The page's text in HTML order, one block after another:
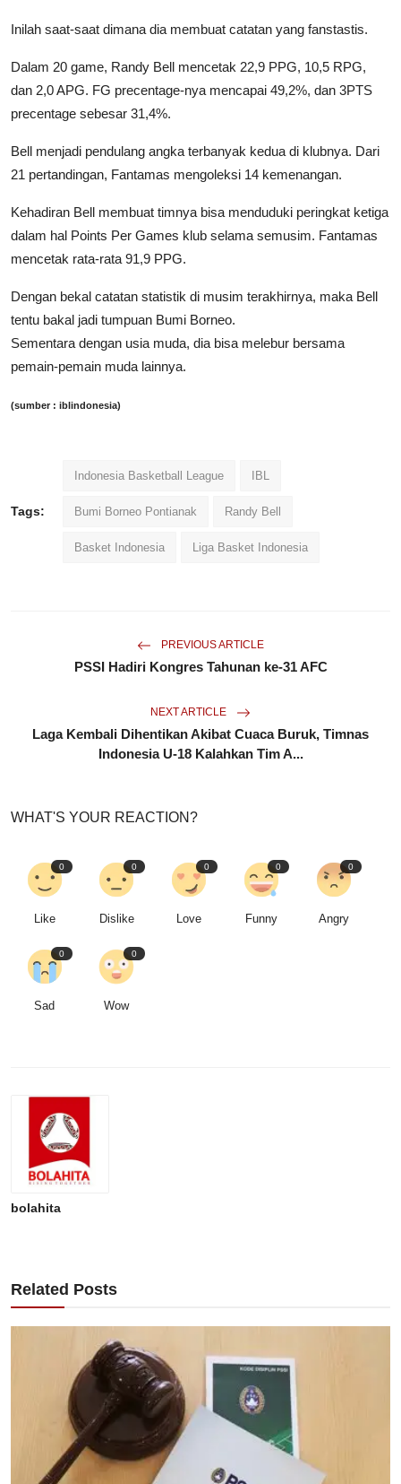
Inilah saat-saat dimana dia membuat catatan yang fanstastis.
Dalam 20 game, Randy Bell mencetak 22,9 PPG, 10,5 RPG,
dan 2,0 APG. FG precentage-nya mencapai 49,2%, dan 3PTS
precentage sebesar 31,4%.
Bell menjadi pendulang angka terbanyak kedua di klubnya. Dari
21 pertandingan, Fantamas mengoleksi 14 kemenangan.
Kehadiran Bell membuat timnya bisa menduduki peringkat ketiga
dalam hal Points Per Games klub selama semusim. Fantamas
mencetak rata-rata 91,9 PPG.
Dengan bekal catatan statistik di musim terakhirnya, maka Bell
tentu bakal jadi tumpuan Bumi Borneo.
Sementara dengan usia muda, dia bisa melebur bersama
pemain-pemain muda lainnya.
(sumber : iblindonesia)
Tags:
Indonesia Basketball League IBL
Bumi Borneo Pontianak Randy Bell
Basket Indonesia Liga Basket Indonesia
PREVIOUS ARTICLE
PSSI Hadiri Kongres Tahunan ke-31 AFC
NEXT ARTICLE
Laga Kembali Dihentikan Akibat Cuaca Buruk, Timnas
Indonesia U-18 Kalahkan Tim A...
WHAT'S YOUR REACTION?
0
Like
0
Dislike
0
Love
0
Funny
0
Angry
0
Sad
0
Wow
bolahita
Related Posts